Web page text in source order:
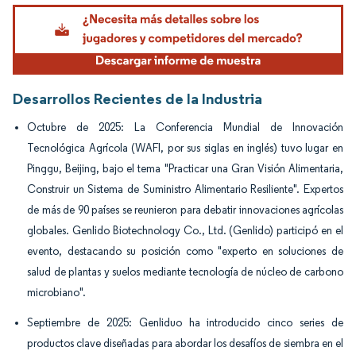
Imagen © Mordor Intelligence. El uso requiere atribución según CC BY 4.0.
Desarrollos Recientes de la Industria
Octubre de 2025: La Conferencia Mundial de Innovación
Tecnológica Agrícola (WAFI, por sus siglas en inglés) tuvo lugar en
Pinggu, Beijing, bajo el tema "Practicar una Gran Visión Alimentaria,
Construir un Sistema de Suministro Alimentario Resiliente". Expertos
de más de 90 países se reunieron para debatir innovaciones agrícolas
globales. Genlido Biotechnology Co., Ltd. (Genlido) participó en el
evento, destacando su posición como "experto en soluciones de
salud de plantas y suelos mediante tecnología de núcleo de carbono
microbiano".
Septiembre de 2025: Genliduo ha introducido cinco series de
productos clave diseñadas para abordar los desafíos de siembra en el